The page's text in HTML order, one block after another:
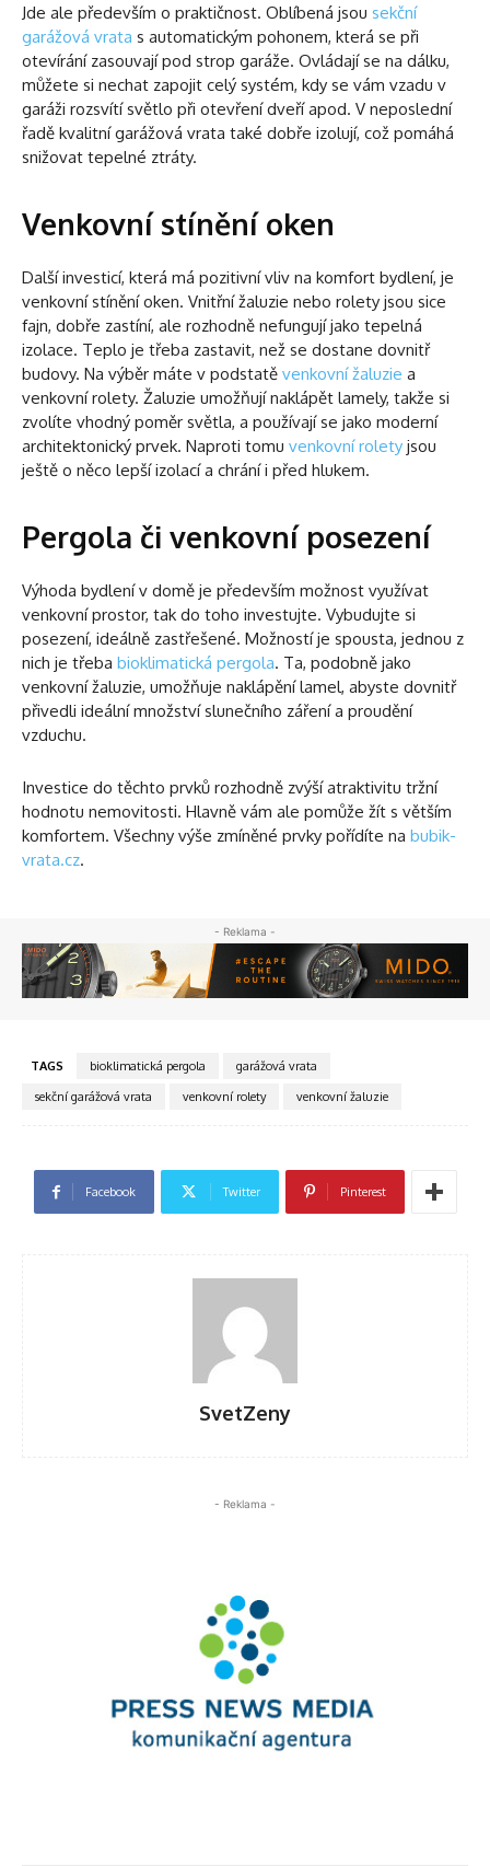
Jde ale především o praktičnost. Oblíbená jsou sekční
garážová vrata s automatickým pohonem, která se při
otevírání zasouvají pod strop garáže. Ovládají se na dálku,
můžete si nechat zapojit celý systém, kdy se vám vzadu v
garáži rozsvítí světlo při otevření dveří apod. V neposlední
řadě kvalitní garážová vrata také dobře izolují, což pomáhá
snižovat tepelné ztráty.
Venkovní stínění oken
Další investicí, která má pozitivní vliv na komfort bydlení, je
venkovní stínění oken. Vnitřní žaluzie nebo rolety jsou sice
fajn, dobře zastíní, ale rozhodně nefungují jako tepelná
izolace. Teplo je třeba zastavit, než se dostane dovnitř
budovy. Na výběr máte v podstatě venkovní žaluzie a
venkovní rolety. Žaluzie umožňují naklápět lamely, takže si
zvolíte vhodný poměr světla, a používají se jako moderní
architektonický prvek. Naproti tomu venkovní rolety jsou
ještě o něco lepší izolací a chrání i před hlukem.
Pergola či venkovní posezení
Výhoda bydlení v domě je především možnost využívat
venkovní prostor, tak do toho investujte. Vybudujte si
posezení, ideálně zastřešené. Možností je spousta, jednou z
nich je třeba bioklimatická pergola. Ta, podobně jako
venkovní žaluzie, umožňuje naklápění lamel, abyste dovnitř
přivedli ideální množství slunečního záření a proudění
vzduchu.
Investice do těchto prvků rozhodně zvýší atraktivitu tržní
hodnotu nemovitosti. Hlavně vám ale pomůže žít s větším
komfortem. Všechny výše zmíněné prvky pořídíte na bubik-
vrata.cz.
- Reklama -
TAGS bioklimatická pergola
garážová vrata
sekční garážová vrata
venkovní rolety venkovní žaluzie
Facebook Twitter Pinterest
SvetZeny
- Reklama -